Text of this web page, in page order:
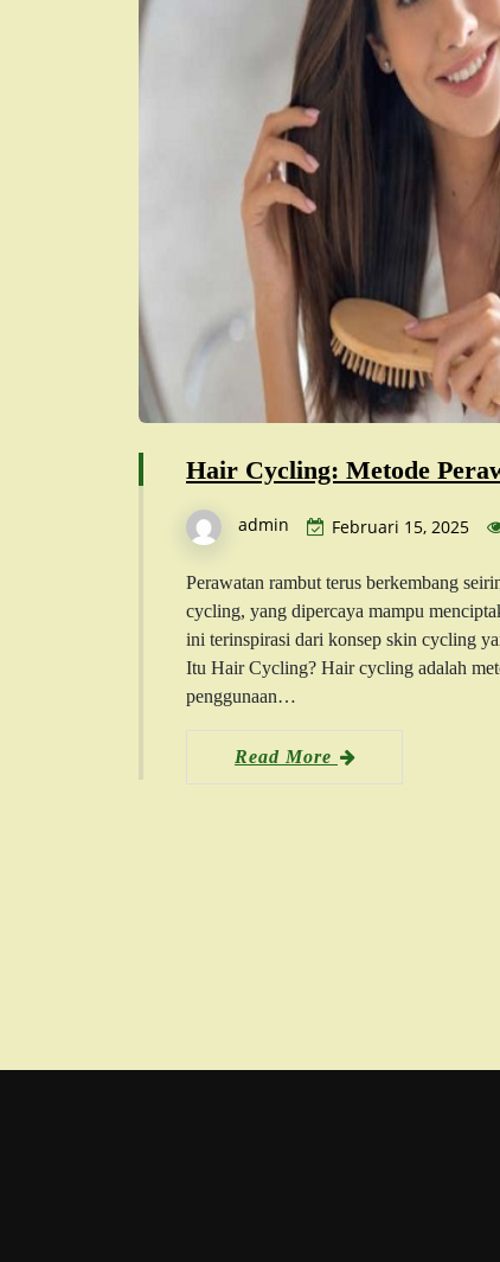
Hair Cycling: Metode
admin Februari 15, 2025
Perawatan rambut terus berkembang
cycling, yang dipercaya mampu
ini terinspirasi dari konsep skin cycling
Itu Hair Cycling? Hair cycling adalah
penggunaan…
Read More